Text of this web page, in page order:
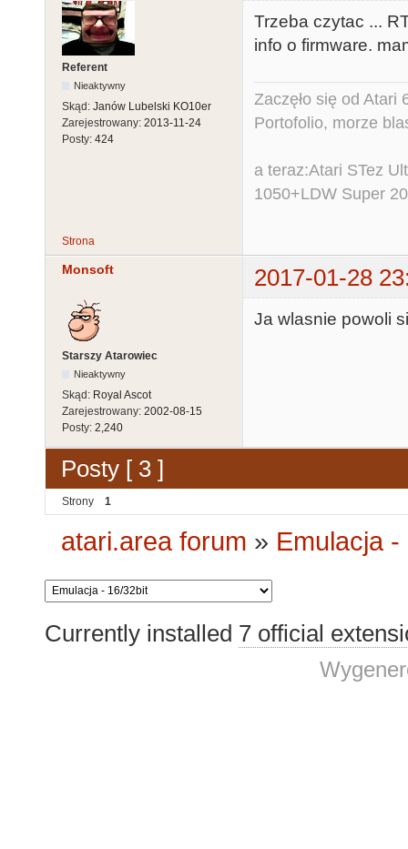
Referent
Nieaktywny
Skąd: Janów Lubelski KO10er
Zarejestrowany: 2013-11-24
Posty: 424
Trzeba czytac ...
info o firmware.
Zaczęło się od Atari
Portofolio, morze
a teraz:Atari STez
1050+LDW Super
Strona
Monsoft 2017-01-28
Starszy Atarowiec
Nieaktywny
Skąd: Royal Ascot
Zarejestrowany: 2002-08-15
Posty: 2,240
Ja wlasnie powoli
Posty [ 3 ]
Strony 1
atari.area forum » Emulacja
Currently installed 7 official